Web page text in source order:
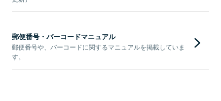
郵便番号・バーコードマニュアル
郵便番号や、バーコードに関するマニュアルを掲載していま
す。